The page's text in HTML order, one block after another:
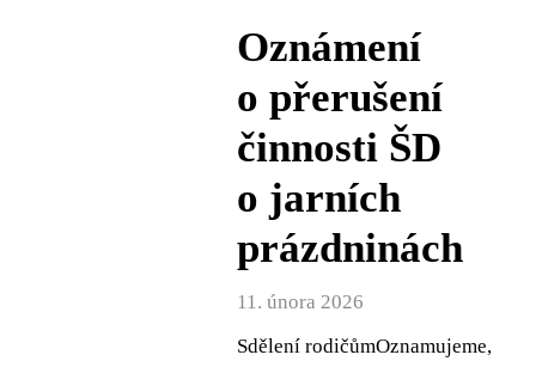
Oznámení
o přerušení
činnosti ŠD
o jarních
prázdninách
11. února 2026
Sdělení rodičůmOznamujeme,